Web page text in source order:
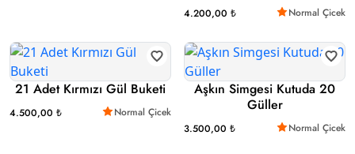
4.200,00 ₺ Normal Çicek
21 Adet Kırmızı Gül Buketi
4.500,00 ₺ Normal Çicek
Aşkın Simgesi Kutuda 20
Güller
3.500,00 ₺ Normal Çicek